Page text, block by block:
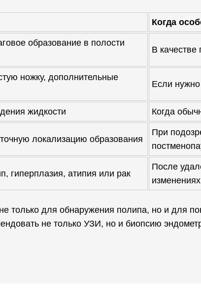
Когда
образование в полости
В качестве
ножку, дополнительные
Если нужно
жидкости Когда
локализацию образования
При
гиперплазия, атипия или рак
После
изменениях
только для обнаружения полипа, но и для
не только УЗИ, но и биопсию